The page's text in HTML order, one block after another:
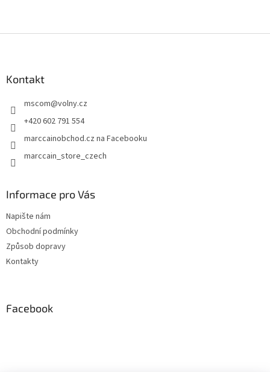
Kontakt
mscom@volny.cz
+420 602 791 554
marccainobchod.cz na Facebooku
marccain_store_czech
Informace pro Vás
Napište nám
Obchodní podmínky
Způsob dopravy
Kontakty
Facebook